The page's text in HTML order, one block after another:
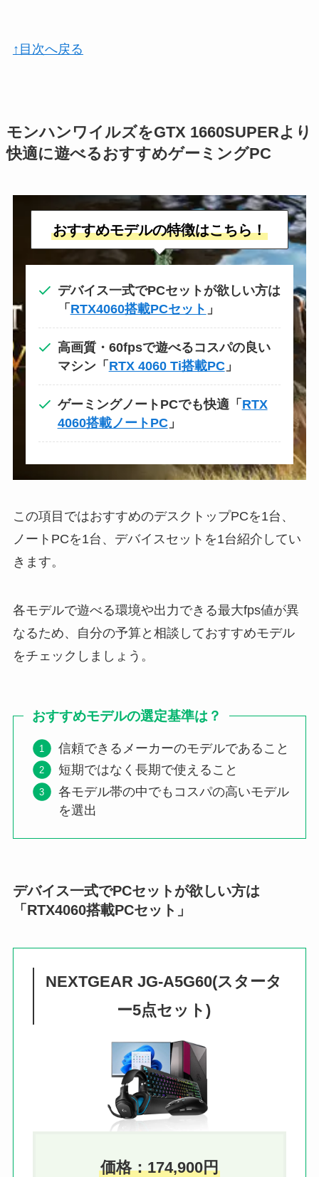
↑目次へ戻る
モンハンワイルズをGTX 1660SUPERより
快適に遊べるおすすめゲーミングPC
おすすめモデルの特徴はこちら！
デバイス一式でPCセットが欲しい方は
「 RTX4060搭載PCセット 」
高画質・60fpsで遊べるコスパの良い
マシン「 RTX 4060 Ti搭載PC」
ゲーミングノートPCでも快適「 RTX
4060搭載ノートPC」
この項目ではおすすめのデスクトップPCを1台、
ノートPCを1台、デバイスセットを1台紹介してい
きます。
各モデルで遊べる環境や出力できる最大fps値が異
なるため、自分の予算と相談しておすすめモデル
をチェックしましょう。
おすすめモデルの選定基準は？
信頼できるメーカーのモデルであること
短期ではなく長期で使えること
各モデル帯の中でもコスパの高いモデル
を選出
デバイス一式でPCセットが欲しい方は
「RTX4060搭載PCセット」
NEXTGEAR JG-A5G60(スタータ
ー5点セット)
価格：174,900円